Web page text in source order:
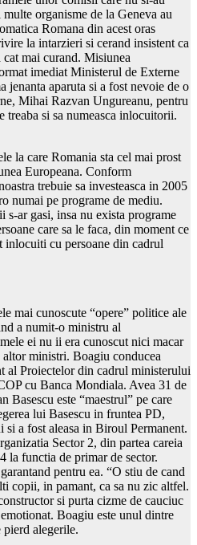
organisme de la Geneva au
Romana din acest oras
la intarzieri si cerand insistent ca
cat mai curand. Misiunea
imediat Ministerul de Externe
jenanta aparuta si a fost nevoie de o
Mihai Razvan Ungureanu, pentru
treaba si sa numeasca inlocuitorii.
la care Romania sta cel mai prost
Europeana. Conform
trebuie sa investeasca in 2005
numai pe programe de mediu.
s-ar gasi, insa nu exista programe
care sa le faca, din moment ce
inlocuiti cu persoane din cadrul
mai cunoscute “opere” politice ale
a numit-o ministru al
ei nu ii era cunoscut nici macar
ministri. Boagiu conducea
al Proiectelor din cadrul ministerului
cu Banca Mondiala. Avea 31 de
Basescu este “maestrul” pe care
lui Basescu in fruntea PD,
a fost aleasa in Biroul Permanent.
Sector 2, din partea careia
la functia de primar de sector.
pentru ea. “O stiu de cand
copii, in pamant, ca sa nu zic altfel.
si purta cizme de cauciuc
Boagiu este unul dintre
alegerile.